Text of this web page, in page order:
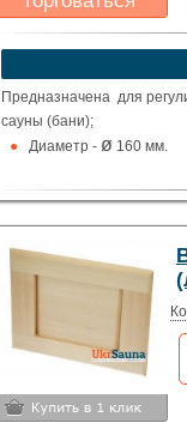
Какая цена Вас
устроит?
Предназначена для
сауны (бани);
Диаметр - ø 160 мм.